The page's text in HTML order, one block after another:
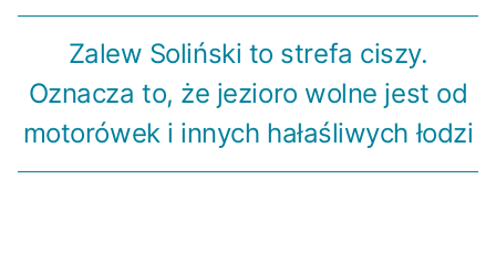
Zalew Soliński to strefa ciszy.
Oznacza to, że jezioro wolne jest od
motorówek i innych hałaśliwych łodzi